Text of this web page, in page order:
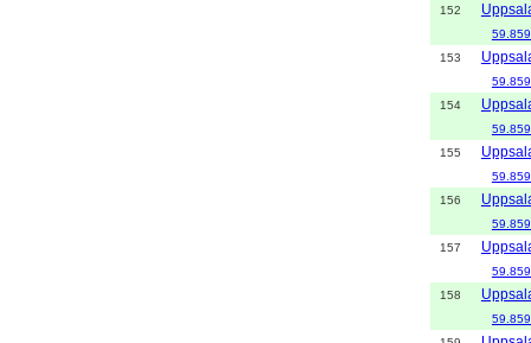
152
153
154
155
156
157
158